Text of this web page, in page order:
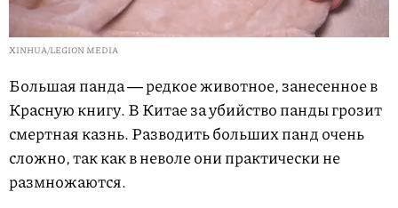
XINHUA/LEGION MEDIA
Большая панда ― редкое животное, занесенное в
Красную книгу. В Китае за убийство панды грозит
смертная казнь. Разводить больших панд очень
сложно, так как в неволе они практически не
размножаются.